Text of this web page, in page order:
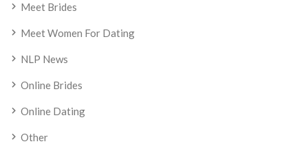
Meet Brides
Meet Women For Dating
NLP News
Online Brides
Online Dating
Other